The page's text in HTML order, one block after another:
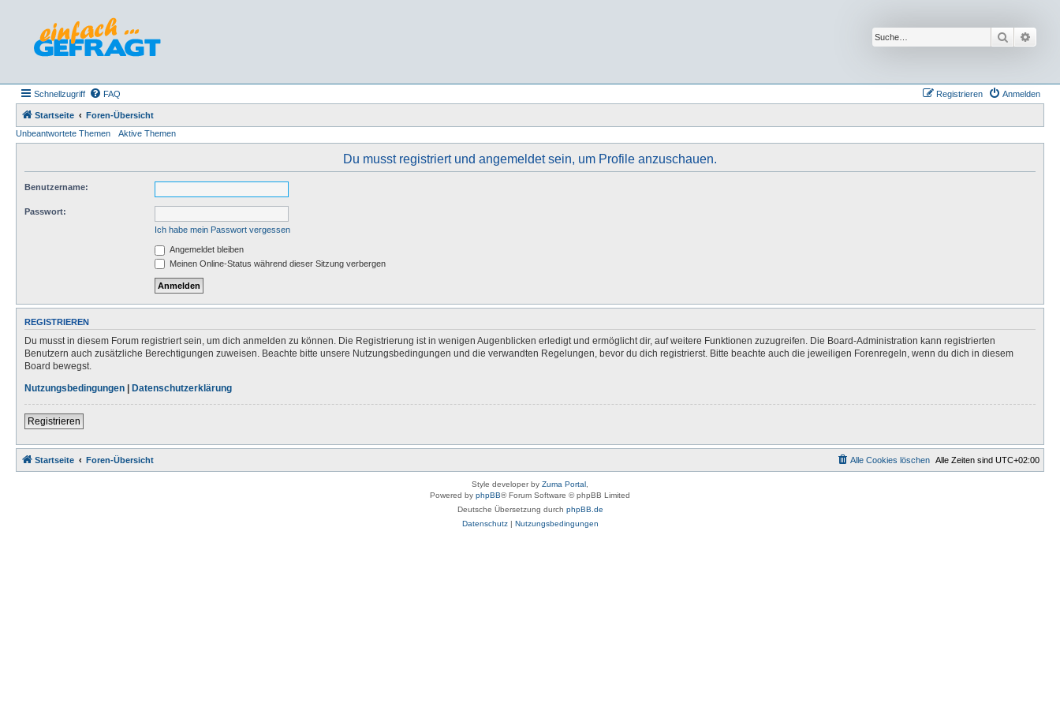
Suche
Schnellzugriff FAQ Anmelden
Registrieren
Startseite
Foren-Übersicht
Unbeantwortete Themen
Aktive Themen
Du musst registriert und angemeldet sein, um Profile anzuschauen.
Benutzername:
Passwort:
Ich habe mein Passwort vergessen
Angemeldet bleiben
Meinen Online-Status während dieser Sitzung verbergen
REGISTRIEREN
Du musst in diesem Forum registriert sein, um dich anmelden zu können. Die Registrierung ist in wenigen Augenblicken erledigt und ermöglicht dir, auf weitere Funktionen zuzugreifen. Die Board-Administration kann registrierten
Benutzern auch zusätzliche Berechtigungen zuweisen. Beachte bitte unsere Nutzungsbedingungen und die verwandten Regelungen, bevor du dich registrierst. Bitte beachte auch die jeweiligen Forenregeln, wenn du dich in diesem
Board bewegst.
Nutzungsbedingungen | Datenschutzerklärung
Registrieren
Startseite Foren-Übersicht Alle Zeiten sind UTC+02:00
Alle Cookies löschen
Style developer by Zuma Portal
Powered by phpBB® Forum Software © phpBB Limited
Deutsche Übersetzung durch phpBB.de
Datenschutz| Nutzungsbedingungen